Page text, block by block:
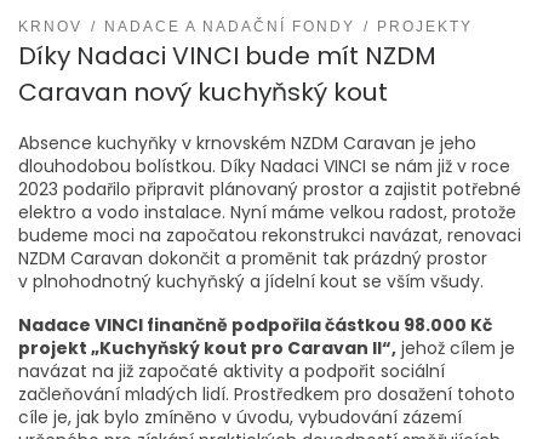
KRNOV NADACE A NADAČNÍ FONDY PROJEKTY
Díky Nadaci VINCI bude mít NZDM
Caravan nový kuchyňský kout
Absence kuchyňky v krnovském NZDM Caravan je jeho
dlouhodobou bolístkou. Díky Nadaci VINCI se nám již v roce
2023 podařilo připravit plánovaný prostor a zajistit potřebné
elektro a vodo instalace. Nyní máme velkou radost, protože
budeme moci na započatou rekonstrukci navázat, renovaci
NZDM Caravan dokončit a proměnit tak prázdný prostor
v plnohodnotný kuchyňský a jídelní kout se vším všudy.
Nadace VINCI finančně podpořila částkou 98.000 Kč
projekt „Kuchyňský kout pro Caravan II“, jehož cílem je
navázat na již započaté aktivity a podpořit sociální
začleňování mladých lidí. Prostředkem pro dosažení tohoto
cíle je, jak bylo zmíněno v úvodu, vybudování zázemí